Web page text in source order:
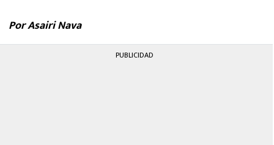
MEXICANOS EN EL EXTRANJERO
Por Asairi Nava
PUBLICIDAD